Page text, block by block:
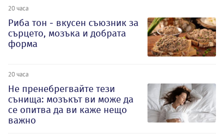
20 часа
Риба тон - вкусен съюзник за
сърцето, мозъка и добрата
форма
20 часа
Не пренебрегвайте тези
сънища: мозъкът ви може да
се опитва да ви каже нещо
важно